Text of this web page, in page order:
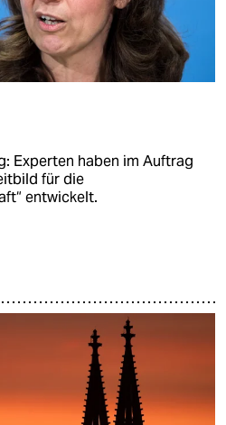
Experten haben im Auftrag
für die
entwickelt.